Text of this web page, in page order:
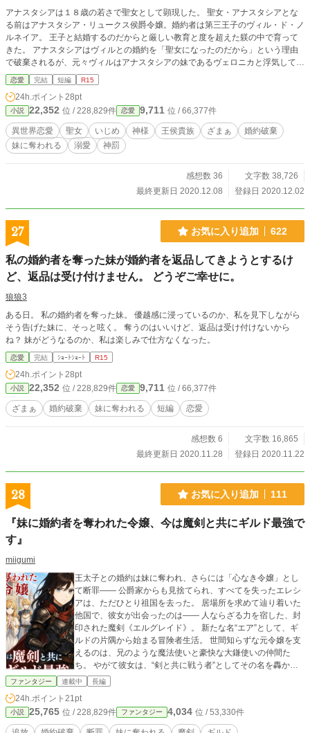
アナスタシアは１８歳の若さで聖女として顕現した。 聖女・アナスタシアとな
る前はアナスタシア・リュークス侯爵令嬢。婚約者は第三王子のヴィル・ド・ノ
ルネイア。 王子と結婚するのだからと厳しい教育と度を超えた躾の中で育って
きた。 アナスタシアはヴィルとの婚約を「聖女になったのだから」という理由
で破棄されるが、元々ヴィルはアナスタシアの妹であるヴェロニカと浮気してお
り、両親もそれを歓迎していた事を知る。 聖女となっても、静謐なはずの神殿
で嫌がらせを受ける日々。 どこにいても嫌われる、と思いながら、聖女の責務
は重い。逃げ出そうとしても王侯貴族にほとんど監禁される形で、祈りの塔に閉
じ込められて神に祈りを捧げ続け……そしたら神が顕現してきた？！ 虐げられ
た聖女の、神様の溺愛とえこひいきによる、国をも傾かせるざまぁからの溺愛物
語。 ※HOT１位ありがとうございます！(12/4) ※恋愛１位ありがとうございま
す！(12/5) ※感想の取り扱いは近況ボードを参照してください。 ※小説家にな
恋愛 完結 短編 R15
24h.ポイント 28pt
小説 22,352 位 / 228,829件 恋愛 9,711 位 / 66,377件
異世界恋愛 聖女 いじめ 神様 王侯貴族 ざまぁ
婚約破棄
妹に奪われる
溺愛 神罰
感想数 36
文字数 38,726
最終更新日 2020.12.08
登録日 2020.12.02
27 お気に入り追加 622
私の婚約者を奪った妹が婚約者を返品してきようとするけ
ど、返品は受け付けません。 どうぞご幸せに。
狼狼3
ある日。 私の婚約者を奪った妹。 優越感に浸っているのか、私を見下しながら
そう告げた妹に、そっと呟く。 奪うのはいいけど、返品は受け付けないから
ね？ 妹がどうなるのか、私は楽しみで仕方なくなった。
恋愛 完結 ｼｮｰﾄｼｮｰﾄ R15
24h.ポイント 28pt
小説 22,352 位 / 228,829件 恋愛 9,711 位 / 66,377件
ざまぁ 婚約破棄 妹に奪われる 短編 恋愛
感想数 6
文字数 16,865
最終更新日 2020.11.28
登録日 2020.11.22
28 お気に入り追加 111
『妹に婚約者を奪われた令嬢、今は魔剣と共にギルド最強で
す』
miigumi
王太子との婚約は妹に奪われ、さらには「心なき令嬢」とし
て断罪―― 公爵家からも見捨てられ、すべてを失ったエレシ
アは、ただひとり祖国を去った。 居場所を求めて辿り着いた
他国で、彼女が出会ったのは―― 人ならざる力を宿した、封
印された魔剣《エルグレイド》。 新たな名“エア”として、ギ
ルドの片隅から始まる冒険者生活。 世間知らずな元令嬢を支
えるのは、兄のような魔法使いと豪快な大鎌使いの仲間た
ち。 やがて彼女は、“剣と共に戦う者”としてその名を轟かせ
ていく―― 「私は、聖女じゃない。でも、この剣と仲間で、
立つのは“追放された令嬢”ではない。 魔剣と共に、ギルド最
強と謳われた“魔装剣士”だった――。 追放され、すべてを失
った少女が仲間と共に再び歩き出す物語です。 感想をもらえ
ファンタジー 連載中 長編
24h.ポイント 21pt
小説 25,765 位 / 228,829件 ファンタジー 4,034 位 / 53,330件